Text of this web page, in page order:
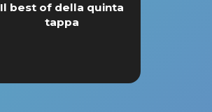
Il best of della quinta
tappa